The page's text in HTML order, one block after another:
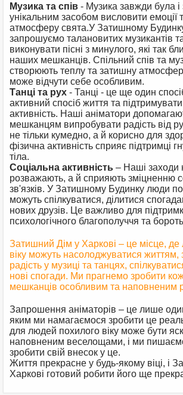
Музика та спів - Музика завжди була
унікальним засобом висловити емоції
атмосферу свята.У Затишному
запрошуємо талановитих музикантів
виконувати пісні з минулого, які так
наших мешканців. Спільний спів та
створюють теплу та затишну
може відчути себе особливим.
Танці та рух - Танці - це ще один
активний спосіб життя та
активність. Наші аніматори
мешканцям випробувати радість від
не тільки кумедно, а й корисно для
фізична активність сприяє підтримці
тіла.
Соціальна активність – Наші заходи
розважають, а й сприяють зміцненню
зв'язків. У Затишному Будинку люди
можуть спілкуватися, ділитися
нових друзів. Це важливо для
психологічного благополуччя та
Затишний Дім у Харкові – це місце,
віку можуть насолоджуватися життям,
радість у музиці та танцях,
нові спогади. Ми прагнемо зробити
мешканців особливим та наповненим
Запрошення аніматорів – це лише
яким ми намагаємося зробити це
для людей похилого віку може бути
наповненим веселощами, і ми
зробити свій внесок у це.
Життя прекрасне у будь-якому віці, і
Харкові готовий робити його ще